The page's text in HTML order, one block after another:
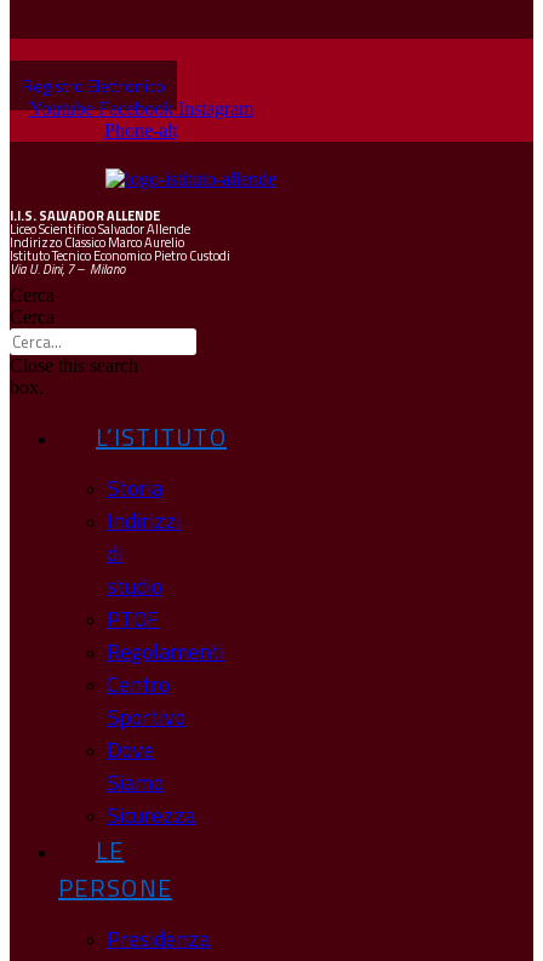
Registro Elettronico
Youtube Facebook Instagram
Phone-alt
I.I.S.SALVADOR ALLENDE
Liceo Scientifico Salvador Allende
Indirizzo Classico Marco Aurelio
Istituto Tecnico Economico Pietro Custodi
Via U. Dini, 7 – Milano
Cerca
Cerca
Close this search
box.
L’ISTITUTO
Storia
Indirizzi
di
studio
PTOF
Regolamenti
Centro
Sportivo
Dove
Siamo
Sicurezza
LE
PERSONE
Presidenza